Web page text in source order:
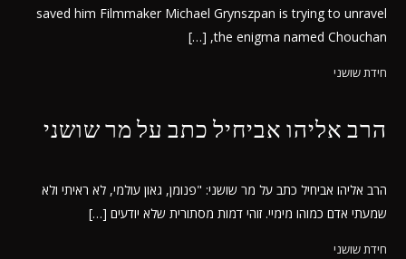
saved him Filmmaker Michael Grynszpan is trying to unravel
the enigma named Chouchan, […]
חידת שושני
הרב אליהו אביחיל כתב על מר שושני
הרב אליהו אביחיל כתב על מר שושני: "פנומן, גאון עולמי, לא ראיתי ולא
שמעתי אדם כמוהו מימיי. זוהי דמות מסתורית שלא יודעים […]
חידת שושני